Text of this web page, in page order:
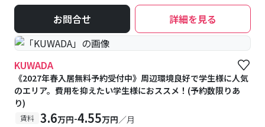
お問合せ 詳細を見る
KUWADA
《2027年春入居無料予約受付中》周辺環境良好で学生様に人気
のエリア。費用を抑えたい学生様におススメ！(予約数限りあ
り)
賃料 3.6万円-4.55万円／月